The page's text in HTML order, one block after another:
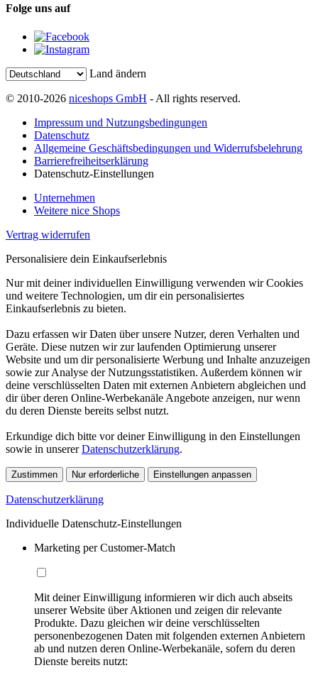
Folge uns auf
Land ändern
© 2010-2026 niceshops GmbH - All rights reserved.
Impressum und Nutzungsbedingungen
Datenschutz
Allgemeine Geschäftsbedingungen und Widerrufsbelehrung
Barrierefreiheitserklärung
Datenschutz-Einstellungen
Unternehmen
Weitere nice Shops
Vertrag widerrufen
Personalisiere dein Einkaufserlebnis
Nur mit deiner individuellen Einwilligung verwenden wir Cookies
und weitere Technologien, um dir ein personalisiertes
Einkaufserlebnis zu bieten.
Dazu erfassen wir Daten über unsere Nutzer, deren Verhalten und
Geräte. Diese nutzen wir zur laufenden Optimierung unserer
Website und um dir personalisierte Werbung und Inhalte anzuzeigen
sowie zur Analyse der Nutzungsstatistiken. Außerdem können wir
deine verschlüsselten Daten mit externen Anbietern abgleichen und
dir über deren Online-Werbekanäle Angebote anzeigen, nur wenn
du deren Dienste bereits selbst nutzt.
Erkundige dich bitte vor deiner Einwilligung in den Einstellungen
sowie in unsererDatenschutzerklärung.
Zustimmen Nur erforderliche Einstellungen anpassen
Datenschutzerklärung
Individuelle Datenschutz-Einstellungen
Marketing per Customer-Match
Mit deiner Einwilligung informieren wir dich auch abseits
unserer Website über Aktionen und zeigen dir relevante
Produkte. Dazu gleichen wir deine verschlüsselten
personenbezogenen Daten mit folgenden externen Anbietern
ab und nutzen deren Online-Werbekanäle, sofern du deren
Dienste bereits nutzt: